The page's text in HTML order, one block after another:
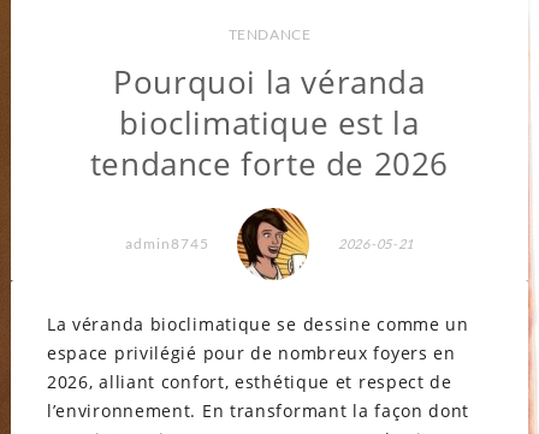
TENDANCE
Pourquoi la véranda
bioclimatique est la
tendance forte de 2026
admin8745 2026-05-21
La véranda bioclimatique se dessine comme un
espace privilégié pour de nombreux foyers en
2026, alliant confort, esthétique et respect de
l’environnement. En transformant la façon dont